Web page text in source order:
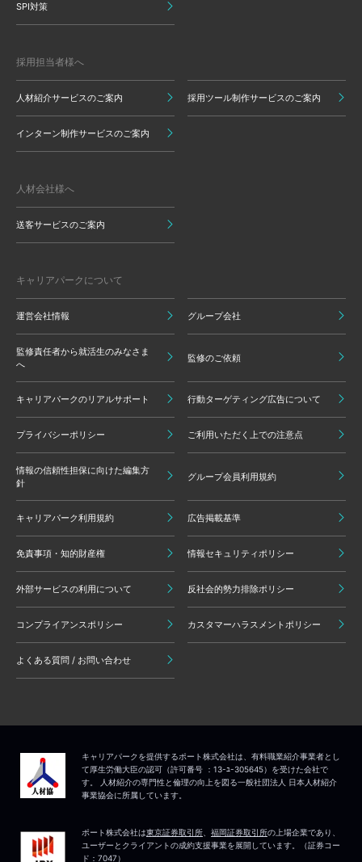
SPI対策
採用担当者様へ
人材紹介サービスのご案内 採用ツール制作サービスのご案内
インターン制作サービスのご案内
人材会社様へ
送客サービスのご案内
キャリアパークについて
運営会社情報 グループ会社
監修責任者から就活生のみなさま
へ
監修のご依頼
キャリアパークのリアルサポート 行動ターゲティング広告について
プライバシーポリシー ご利用いただく上での注意点
情報の信頼性担保に向けた編集方
針
グループ会員利用規約
キャリアパーク利用規約 広告掲載基準
免責事項・知的財産権 情報セキュリティポリシー
外部サービスの利用について 反社会的勢力排除ポリシー
コンプライアンスポリシー カスタマーハラスメントポリシー
よくある質問 / お問い合わせ